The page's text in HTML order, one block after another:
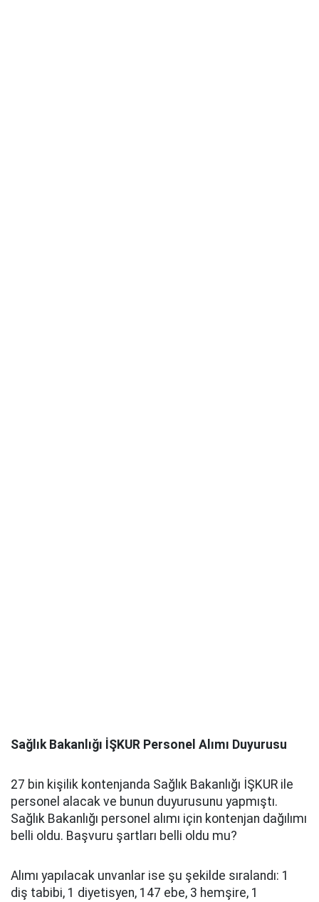
Sağlık Bakanlığı İŞKUR Personel Alımı Duyurusu
27 bin kişilik kontenjanda Sağlık Bakanlığı İŞKUR ile
personel alacak ve bunun duyurusunu yapmıştı.
Sağlık Bakanlığı personel alımı için kontenjan dağılımı
belli oldu. Başvuru şartları belli oldu mu?
Alımı yapılacak unvanlar ise şu şekilde sıralandı: 1
diş tabibi, 1 diyetisyen, 147 ebe, 3 hemşire, 1